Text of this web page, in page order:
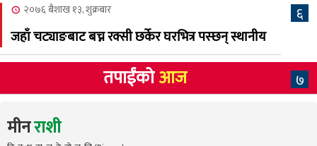
६
२०७६ बैशाख १३, शुक्रबार
जहाँ चट्याङबाट बच्न रक्सी छर्केर घरभित्र पस्छन् स्थानीय
७
तपाईंकोआज
मीनराशी